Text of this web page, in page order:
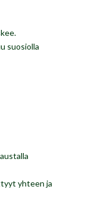
suosiolla
yhteen ja